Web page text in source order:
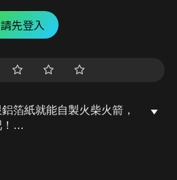
請先登入
箔紙就能自製火柴火箭，
火箭